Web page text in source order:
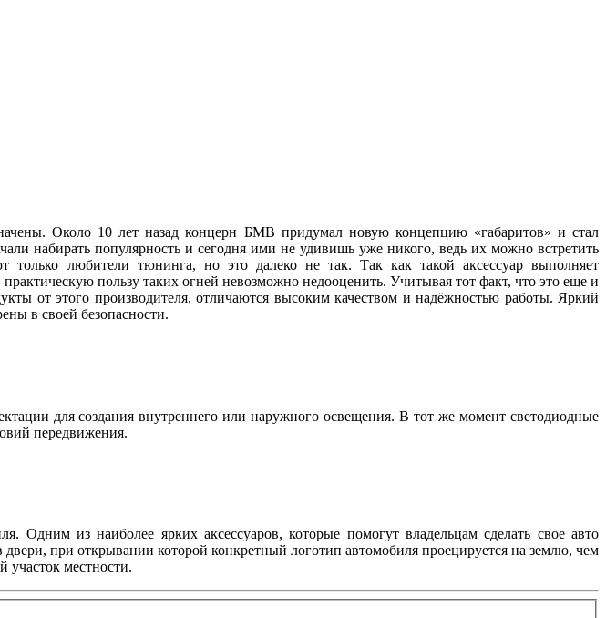
Около 10 лет назад концерн БМВ придумал новую концепцию «габаритов» и стал
набирать популярность и сегодня ими не удивишь уже никого, ведь их можно встретить
только любители тюнинга, но это далеко не так. Так как такой аксессуар выполняет
пользу таких огней невозможно недооценить. Учитывая тот факт, что это еще и
от этого производителя, отличаются высоким качеством и надёжностью работы. Яркий
в своей безопасности.
для создания внутреннего или наружного освещения. В тот же момент светодиодные
передвижения.
Одним из наиболее ярких аксессуаров, которые помогут владельцам сделать свое авто
при открывании которой конкретный логотип автомобиля проецируется на землю, чем
участок местности.